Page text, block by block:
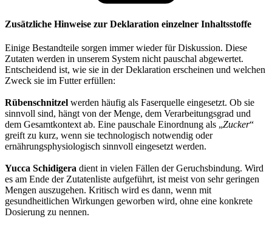
Zusätzliche Hinweise zur Deklaration einzelner Inhaltsstoffe
Einige Bestandteile sorgen immer wieder für Diskussion. Diese
Zutaten werden in unserem System nicht pauschal abgewertet.
Entscheidend ist, wie sie in der Deklaration erscheinen und welchen
Zweck sie im Futter erfüllen:
Rübenschnitzel werden häufig als Faserquelle eingesetzt. Ob sie
sinnvoll sind, hängt von der Menge, dem Verarbeitungsgrad und
dem Gesamtkontext ab. Eine pauschale Einordnung als „Zucker“
greift zu kurz, wenn sie technologisch notwendig oder
ernährungsphysiologisch sinnvoll eingesetzt werden.
Yucca Schidigera dient in vielen Fällen der Geruchsbindung. Wird
es am Ende der Zutatenliste aufgeführt, ist meist von sehr geringen
Mengen auszugehen. Kritisch wird es dann, wenn mit
gesundheitlichen Wirkungen geworben wird, ohne eine konkrete
Dosierung zu nennen.